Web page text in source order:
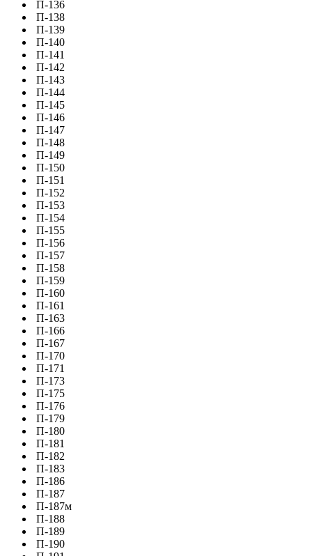
П-136
П-138
П-139
П-140
П-141
П-142
П-143
П-144
П-145
П-146
П-147
П-148
П-149
П-150
П-151
П-152
П-153
П-154
П-155
П-156
П-157
П-158
П-159
П-160
П-161
П-163
П-166
П-167
П-170
П-171
П-173
П-175
П-176
П-179
П-180
П-181
П-182
П-183
П-186
П-187
П-187м
П-188
П-189
П-190